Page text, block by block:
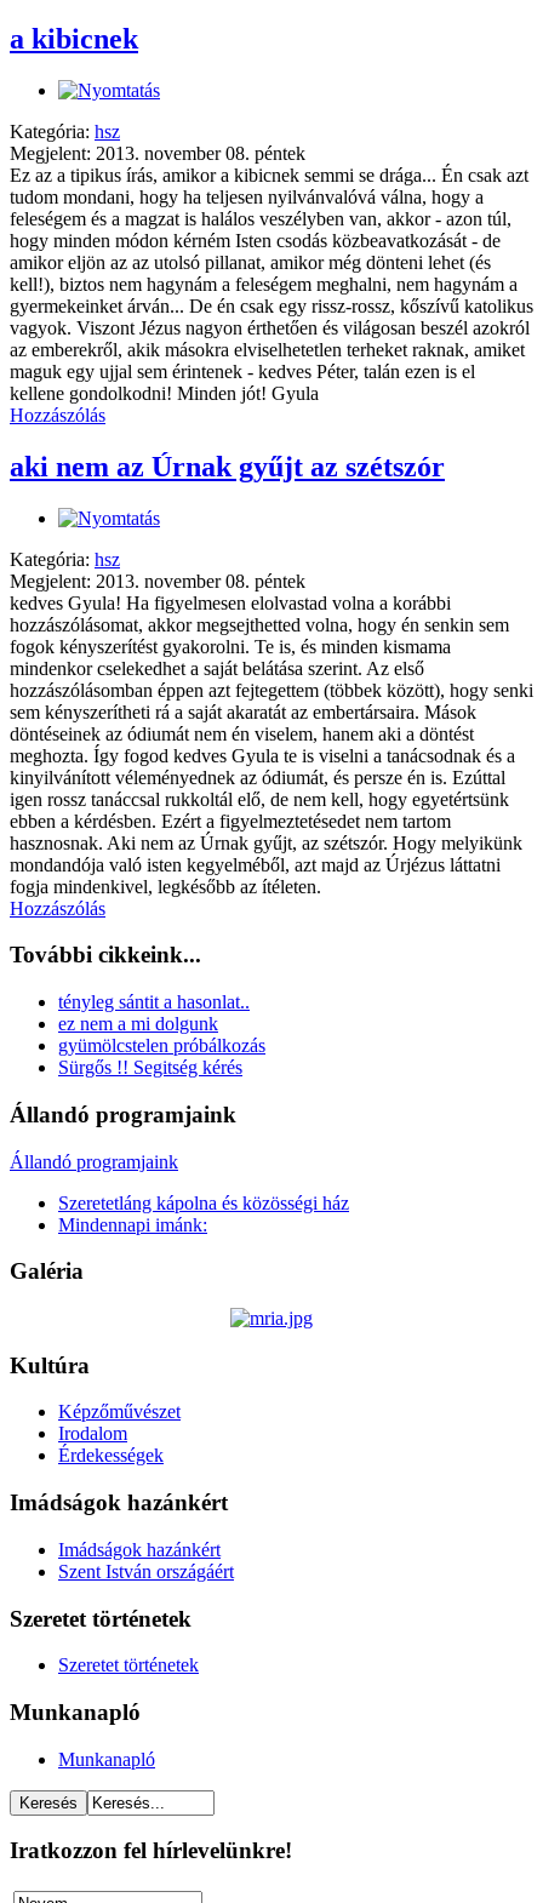
a kibicnek
Kategória: hsz
Megjelent: 2013. november 08. péntek
Ez az a tipikus írás, amikor a kibicnek semmi se drága... Én csak azt
tudom mondani, hogy ha teljesen nyilvánvalóvá válna, hogy a
feleségem és a magzat is halálos veszélyben van, akkor - azon túl,
hogy minden módon kérném Isten csodás közbeavatkozását - de
amikor eljön az az utolsó pillanat, amikor még dönteni lehet (és
kell!), biztos nem hagynám a feleségem meghalni, nem hagynám a
gyermekeinket árván... De én csak egy rissz-rossz, kőszívű katolikus
vagyok. Viszont Jézus nagyon érthetően és világosan beszél azokról
az emberekről, akik másokra elviselhetetlen terheket raknak, amiket
maguk egy ujjal sem érintenek - kedves Péter, talán ezen is el
kellene gondolkodni! Minden jót! Gyula
Hozzászólás
aki nem az Úrnak gyűjt az szétszór
Kategória: hsz
Megjelent: 2013. november 08. péntek
kedves Gyula! Ha figyelmesen elolvastad volna a korábbi
hozzászólásomat, akkor megsejthetted volna, hogy én senkin sem
fogok kényszerítést gyakorolni. Te is, és minden kismama
mindenkor cselekedhet a saját belátása szerint. Az első
hozzászólásomban éppen azt fejtegettem (többek között), hogy senki
sem kényszerítheti rá a saját akaratát az embertársaira. Mások
döntéseinek az ódiumát nem én viselem, hanem aki a döntést
meghozta. Így fogod kedves Gyula te is viselni a tanácsodnak és a
kinyilvánított véleményednek az ódiumát, és persze én is. Ezúttal
igen rossz tanáccsal rukkoltál elő, de nem kell, hogy egyetértsünk
ebben a kérdésben. Ezért a figyelmeztetésedet nem tartom
hasznosnak. Aki nem az Úrnak gyűjt, az szétszór. Hogy melyikünk
mondandója való isten kegyelméből, azt majd az Úrjézus láttatni
fogja mindenkivel, legkésőbb az ítéleten.
Hozzászólás
További cikkeink...
tényleg sántit a hasonlat..
ez nem a mi dolgunk
gyümölcstelen próbálkozás
Sürgős !! Segitség kérés
Állandó programjaink
Állandó programjaink
Szeretetláng kápolna és közösségi ház
Mindennapi imánk:
Galéria
Kultúra
Képzőművészet
Irodalom
Érdekességek
Imádságok hazánkért
Imádságok hazánkért
Szent István országáért
Szeretet történetek
Szeretet történetek
Munkanapló
Munkanapló
Iratkozzon fel hírlevelünkre!